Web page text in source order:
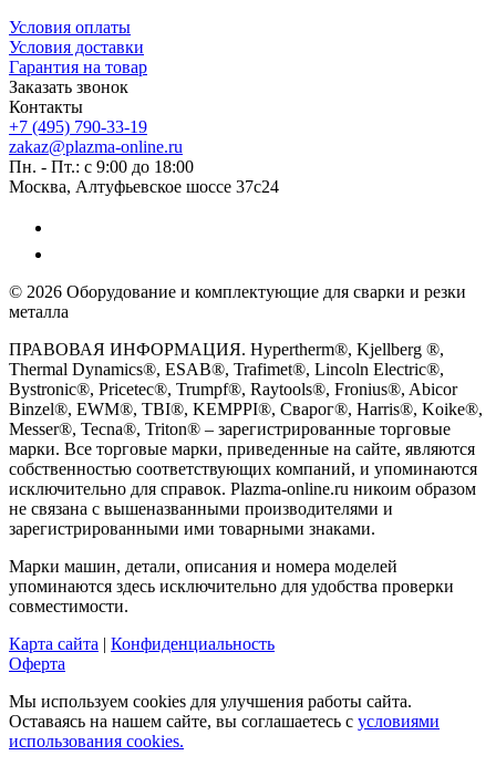
Условия оплаты
Условия доставки
Гарантия на товар
Заказать звонок
Контакты
+7 (495) 790-33-19
zakaz@plazma-online.ru
Пн. - Пт.: с 9:00 до 18:00
Москва, Алтуфьевское шоссе 37с24
© 2026 Оборудование и комплектующие для сварки и резки
металла
ПРАВОВАЯ ИНФОРМАЦИЯ. Hypertherm®, Kjellberg ®,
Thermal Dynamics®, ESAB®, Trafimet®, Lincoln Electric®,
Bystronic®, Pricetec®, Trumpf®, Raytools®, Fronius®, Abicor
Binzel®, EWM®, TBI®, KEMPPI®, Сварог®, Harris®, Koike®,
Messer®, Tecna®, Triton® – зарегистрированные торговые
марки. Все торговые марки, приведенные на сайте, являются
собственностью соответствующих компаний, и упоминаются
исключительно для справок. Plazma-online.ru никоим образом
не связана с вышеназванными производителями и
зарегистрированными ими товарными знаками.
Марки машин, детали, описания и номера моделей
упоминаются здесь исключительно для удобства проверки
совместимости.
Карта сайта | Конфиденциальность
Оферта
Мы используем cookies для улучшения работы сайта.
Оставаясь на нашем сайте, вы соглашаетесь с условиями
использования cookies.